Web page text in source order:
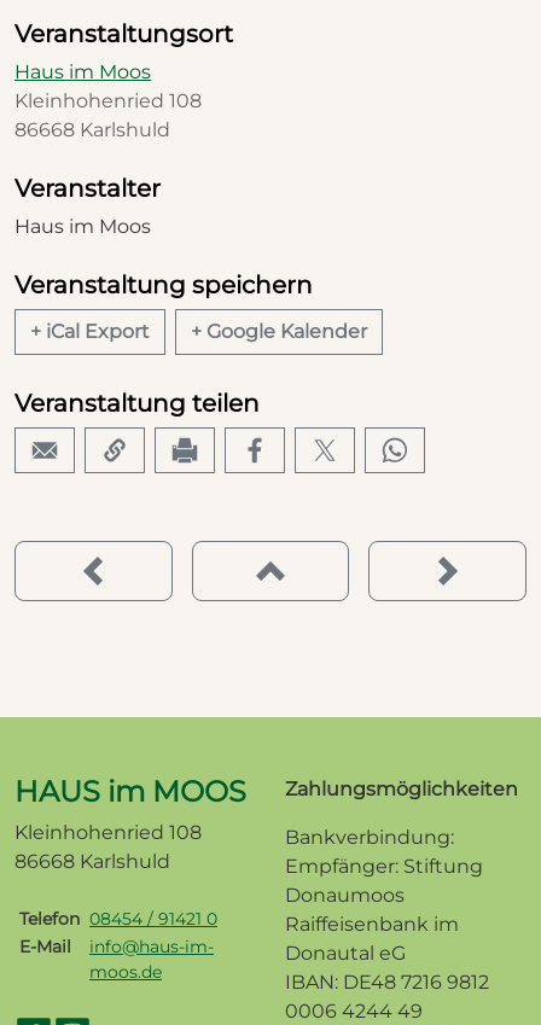
Veranstaltungsort
Haus im Moos
Kleinhohenried 108
86668 Karlshuld
Veranstalter
Haus im Moos
Veranstaltung speichern
+ iCal Export + Google Kalender
Veranstaltung teilen
HAUS im MOOS
Kleinhohenried 108
86668 Karlshuld
Telefon 08454 / 91421 0
E-Mail
info@haus-im-
moos.de
Zahlungsmöglichkeiten
Bankverbindung:
Empfänger: Stiftung
Donaumoos
Raiffeisenbank im
Donautal eG
IBAN: DE48 7216 9812
0006 4244 49